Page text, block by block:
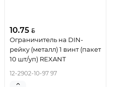
10.75
Ограничитель на DIN-
рейку (металл) 1 винт (пакет
10 шт/уп) REXANT
12-2902-10-97 97